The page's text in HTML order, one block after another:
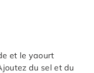
et le yaourt
du sel et du